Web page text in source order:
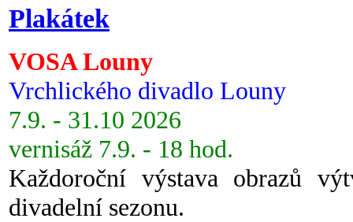
Plakátek
VOSA Louny
Vrchlického divadlo Louny
7.9. - 31.10 2026
vernisáž 7.9. - 18 hod.
Každoroční výstava obrazů
divadelní sezonu.